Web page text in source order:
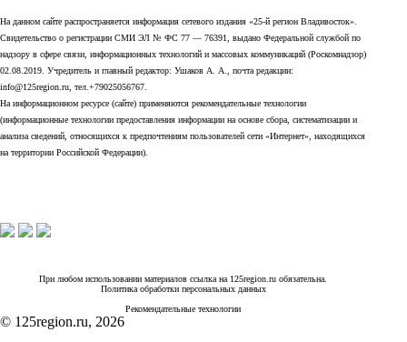
На данном сайте распространяется информация сетевого издания «25-й регион Владивосток».
Свидетельство о регистрации СМИ ЭЛ № ФС 77 — 76391, выдано Федеральной службой по
надзору в сфере связи, информационных технологий и массовых коммуникаций (Роскомнадзор)
02.08.2019. Учредитель и главный редактор: Ушаков А. А., почта редакции:
info@125region.ru, тел.+79025056767.
На информационном ресурсе (сайте) применяются рекомендательные технологии
(информационные технологии предоставления информации на основе сбора, систематизации и
анализа сведений, относящихся к предпочтениям пользователей сети «Интернет», находящихся
на территории Российской Федерации).
При любом использовании материалов ссылка на 125region.ru обязательна.
Политика обработки персональных данных
Рекомендательные технологии
© 125region.ru, 2026